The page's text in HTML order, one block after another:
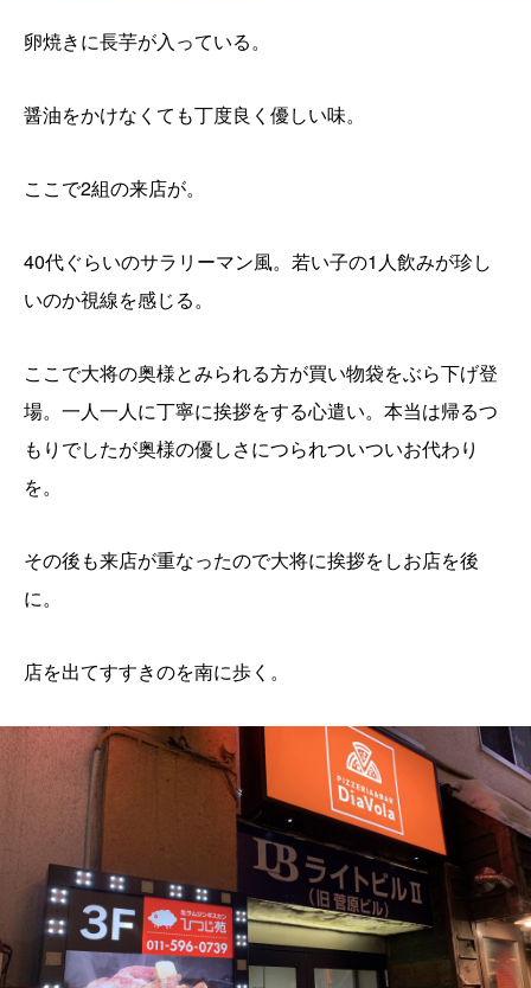
卵焼きに長芋が入っている。
醤油をかけなくても丁度良く優しい味。
ここで2組の来店が。
40代ぐらいのサラリーマン風。若い子の1人飲みが珍し
いのか視線を感じる。
ここで大将の奥様とみられる方が買い物袋をぶら下げ登
場。一人一人に丁寧に挨拶をする心遣い。本当は帰るつ
もりでしたが奥様の優しさにつられついついお代わり
を。
その後も来店が重なったので大将に挨拶をしお店を後
に。
店を出てすすきのを南に歩く。